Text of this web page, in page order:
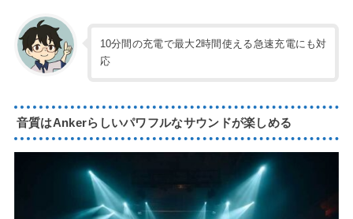
10分間の充電で最大2時間使える急速充電にも対
応
音質はAnkerらしいパワフルなサウンドが楽しめる